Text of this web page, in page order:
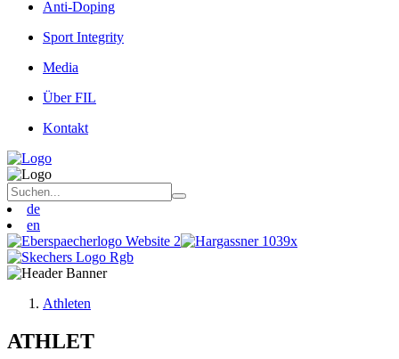
Anti-Doping
Sport Integrity
Media
Über FIL
Kontakt
de
en
Athleten
ATHLET